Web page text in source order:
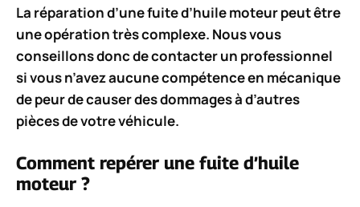
La réparation d’une fuite d’huile moteur peut être
une opération très complexe. Nous vous
conseillons donc de contacter un professionnel
si vous n’avez aucune compétence en mécanique
de peur de causer des dommages à d’autres
pièces de votre véhicule.
Comment repérer une fuite d’huile
moteur ?